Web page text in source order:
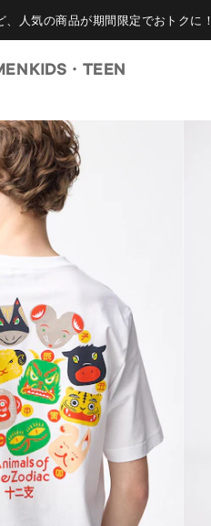
人気の商品が期間限定でおトクに！
KIDS・TEEN